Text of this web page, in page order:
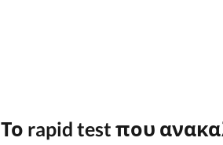
Το rapid test που